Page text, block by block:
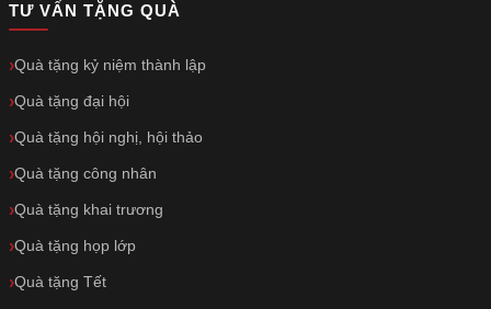
TƯ VẤN TẶNG QUÀ
Quà tặng kỷ niệm thành lập
Quà tặng đại hội
Quà tặng hội nghị, hội thảo
Quà tặng công nhân
Quà tặng khai trương
Quà tặng họp lớp
Quà tặng Tết